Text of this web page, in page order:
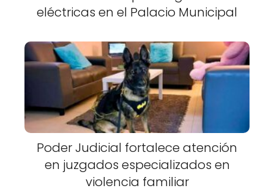
eléctricas en el Palacio Municipal
Poder Judicial fortalece atención
en juzgados especializados en
violencia familiar